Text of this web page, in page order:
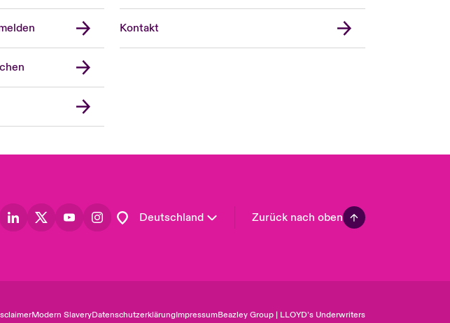
Kontakt
Deutschland
United Kingdom
Zurück nach oben
Modern SlaveryDatenschutzerklärungImpressumBeazley Group | LLOYD’s Underwriters